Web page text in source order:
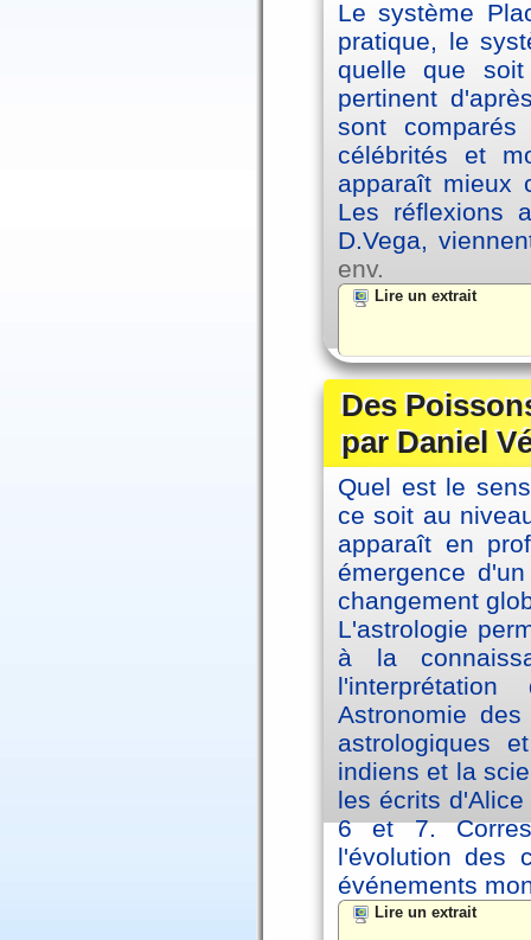
Le système
pratique, le
quelle que
pertinent
sont
célébrités et
apparaît mieux
Les réflexions
D.Vega,
env.
Lire un extrait
Des
par Daniel
Quel est le
ce soit au
apparaît en
émergence
changement
L'astrologie
à la
Astronomie
astrologiques
indiens et la
les écrits
6 et 7.
l'évolution des
événements
Lire un extrait